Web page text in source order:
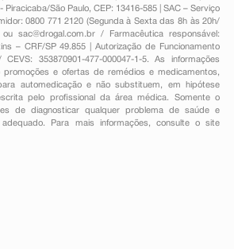
Piracicaba/São Paulo, CEP: 13416-585 | SAC – Serviço
0800 771 2120 (Segunda à Sexta das 8h às 20h/
ou sac@drogal.com.br/ Farmacêutica responsável:
– CRF/SP 49.855 | Autorização de Funcionamento
353870901-477-000047-1-5. As informações
e ofertas de remédios e medicamentos,
automedicação e não substituem, em hipótese
pelo profissional da área médica. Somente o
de diagnosticar qualquer problema de saúde e
Para mais informações, consulte o site